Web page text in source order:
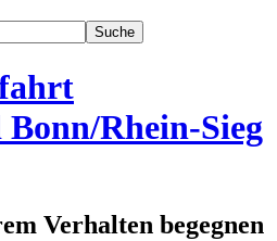
Suche
Rhein-Sieg
Verhalten begegnen